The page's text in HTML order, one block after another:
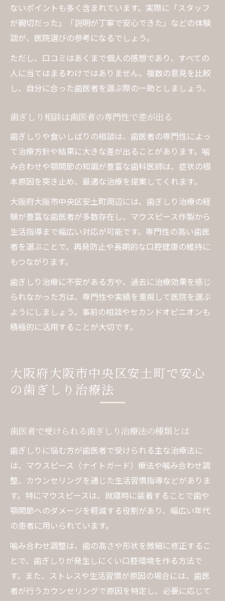
ないポイントも多く含まれています。実際に「スタッフ
が親切だった」「説明が丁寧で安心できた」などの体験
談が、医院選びの参考になるでしょう。
ただし、口コミはあくまで個人の感想であり、すべての
人に当てはまるわけではありません。複数の意見を比較
し、自分に合った歯医者を選ぶ際の一助としましょう。
歯ぎしり相談は歯医者の専門性で差が出る
歯ぎしりや食いしばりの相談は、歯医者の専門性によっ
て治療方針や結果に大きな差が出ることがあります。噛
み合わせや顎関節の知識が豊富な歯科医師は、症状の根
本原因を突き止め、最適な治療を提案してくれます。
大阪府大阪市中央区安土町周辺には、歯ぎしり治療の経
験が豊富な歯医者が多数存在し、マウスピース作製から
生活指導まで幅広い対応が可能です。専門性の高い歯医
者を選ぶことで、再発防止や長期的な口腔健康の維持に
もつながります。
歯ぎしり治療に不安がある方や、過去に治療効果を感じ
られなかった方は、専門性や実績を重視して医院を選ぶ
ようにしましょう。事前の相談やセカンドオピニオンも
積極的に活用することが大切です。
大阪府大阪市中央区安土町で安心
の歯ぎしり治療法
歯医者で受けられる歯ぎしり治療法の種類とは
歯ぎしりに悩む方が歯医者で受けられる主な治療法に
は、マウスピース（ナイトガード）療法や噛み合わせ調
整、カウンセリングを通じた生活習慣指導などがありま
す。特にマウスピースは、就寝時に装着することで歯や
顎関節へのダメージを軽減する役割があり、幅広い年代
の患者に用いられています。
噛み合わせ調整は、歯の高さや形状を微細に修正するこ
とで、歯ぎしりが発生しにくい口腔環境を作る方法で
す。また、ストレスや生活習慣が原因の場合には、歯医
者が行うカウンセリングで原因を特定し、必要に応じて